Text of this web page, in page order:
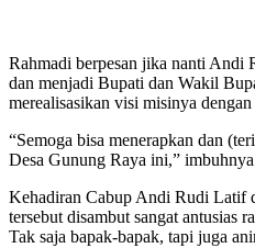
Rahmadi berpesan jika nanti Andi
dan menjadi Bupati dan Wakil
merealisasikan visi misinya dengan
“Semoga bisa menerapkan dan
Desa Gunung Raya ini,”
Kehadiran Cabup Andi Rudi Latif
tersebut disambut sangat antusias
Tak saja bapak-bapak, tapi juga